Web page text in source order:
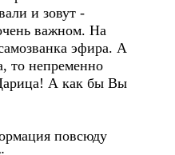
и зовут -
важном. На
эфира. А
то непременно
А как бы Вы
повсюду